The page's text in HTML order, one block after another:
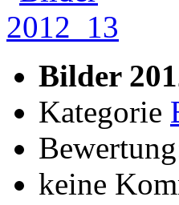
Bilder
Kategorie
keine